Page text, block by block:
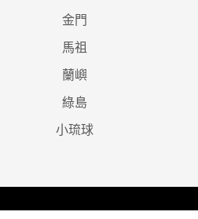
金門
馬祖
蘭嶼
綠島
小琉球